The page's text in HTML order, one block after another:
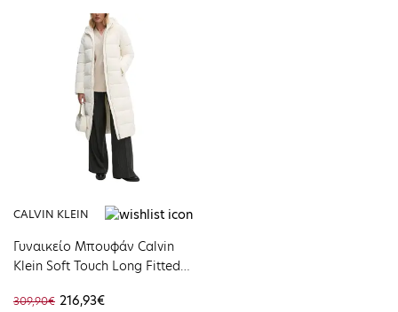
CALVIN KLEIN
Γυναικείο Μπουφάν Calvin
Klein Soft Touch Long Fitted
309,90€ 216,93€